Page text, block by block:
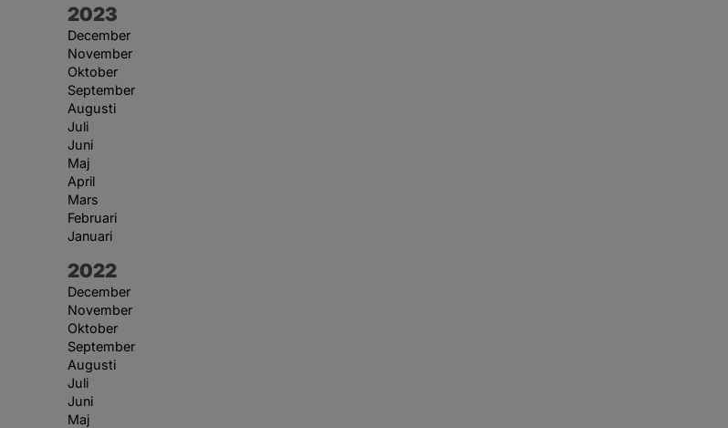
År:
2023
December
November
Oktober
September
Augusti
Juli
Juni
Maj
April
Mars
Februari
Januari
År:
2022
December
November
Oktober
September
Augusti
Juli
Juni
Maj